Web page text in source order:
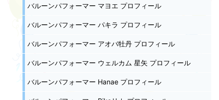
バルーンパフォーマー マヨエ プロフィール
バルーンパフォーマー パキラ プロフィール
バルーンパフォーマー アオバ牡丹 プロフィール
バルーンパフォーマー ウェルカム 星矢 プロフィール
バルーンパフォーマー Hanae プロフィール